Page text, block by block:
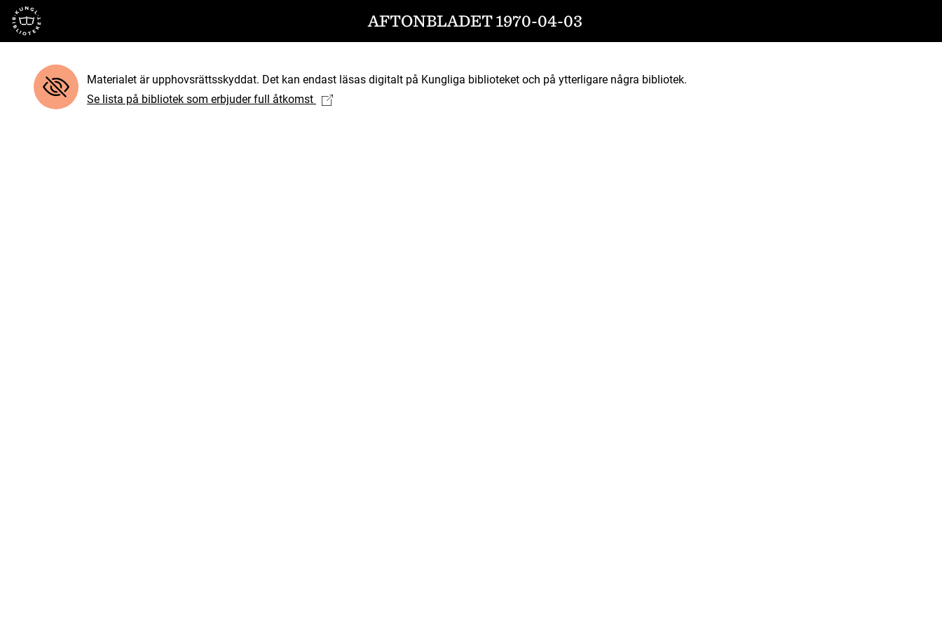
Till startsidan AFTONBLADET 1970-04-03
Materialet är upphovsrättsskyddat. Det kan endast läsas digitalt på Kungliga biblioteket och på ytterligare några bibliotek.
Se lista på bibliotek som erbjuder full åtkomst